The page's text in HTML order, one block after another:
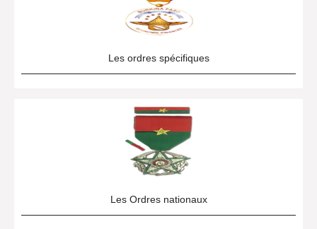
Les ordres spécifiques
Les Ordres nationaux